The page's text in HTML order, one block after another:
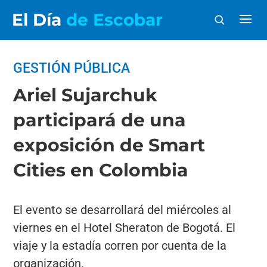
El Día de Escobar
GESTIÓN PÚBLICA
Ariel Sujarchuk
participará de una
exposición de Smart
Cities en Colombia
El evento se desarrollará del miércoles al
viernes en el Hotel Sheraton de Bogotá. El
viaje y la estadía corren por cuenta de la
organización.